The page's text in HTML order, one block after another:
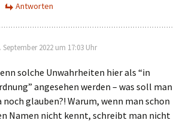
Antworten
September 2022 um 17:03 Uhr
solche Unwahrheiten hier als “in
angesehen werden – was soll man
noch glauben?! Warum, wenn man schon
Namen nicht kennt, schreibt man nicht